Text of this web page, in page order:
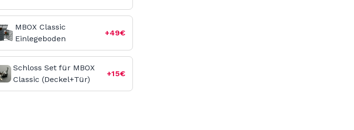
MBOX Classic
Einlegeboden
+49€
Schloss Set für MBOX
Classic (Deckel+Tür)
+15€